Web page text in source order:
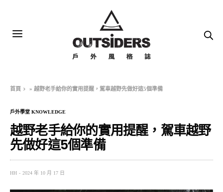
首頁 »越野老手給你的實用提醒，駕車越野先做好這5個準備
戶外學堂 KNOWLEDGE
越野老手給你的實用提醒，駕車越野
先做好這5個準備
HH 2024 年 10 月 17 日